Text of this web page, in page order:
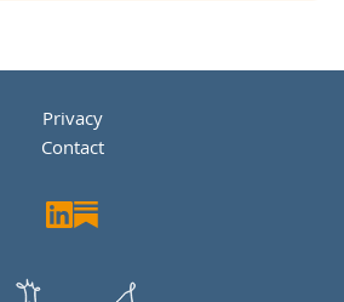
Privacy
Contact